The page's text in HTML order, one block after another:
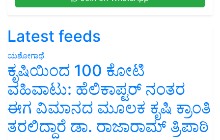
Latest feeds
ಯಶೋಗಾಥೆ
ಕೃಷಿಯಿಂದ 100 ಕೋಟಿ
ವಹಿವಾಟು: ಹೆಲಿಕಾಪ್ಟರ್ ನಂತರ
ಈಗ ವಿಮಾನದ ಮೂಲಕ ಕೃಷಿ ಕ್ರಾಂತಿ
ತರಲಿದ್ದಾರೆ ಡಾ. ರಾಜಾರಾಮ್ ತ್ರಿಪಾಠಿ